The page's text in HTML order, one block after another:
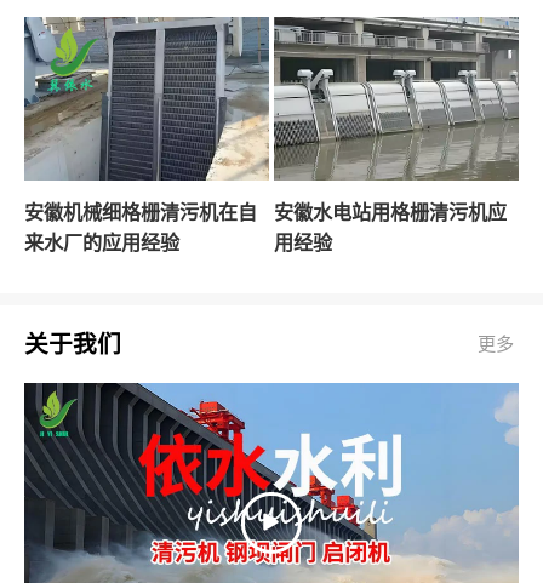
安徽机械细格栅清污机在自
来水厂的应用经验
安徽水电站用格栅清污机应
用经验
关于我们 更多